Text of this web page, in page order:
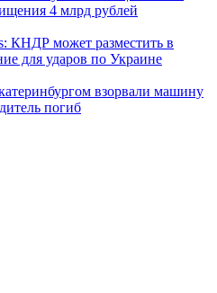
4 млрд рублей
КНДР может разместить в
для ударов по Украине
взорвали машину
погиб